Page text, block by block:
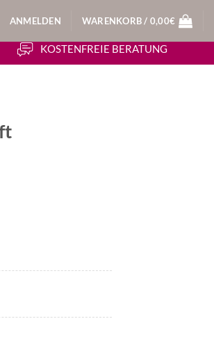
ANMELDEN WARENKORB / 0,00€
KOSTENFREIE BERATUNG